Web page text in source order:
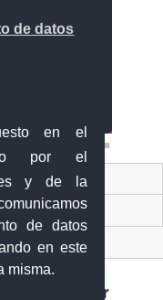
en el
por el
y de la
de datos
en este
misma.
Exterior
(SNI)